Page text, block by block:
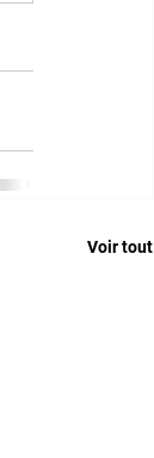
Voir tout